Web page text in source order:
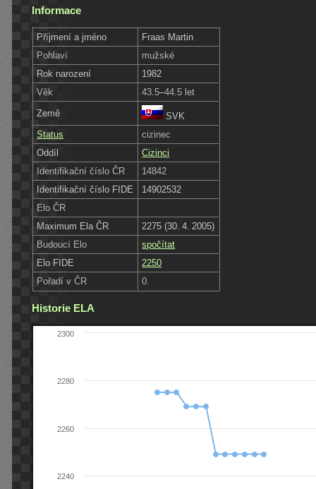
Informace
Příjmení a jméno
Fraas Martin
Pohlaví
mužské
Rok narození
1982
Věk
43.5–44.5 let
Země
SVK
Status
cizinec
Oddíl
Cizinci
Identifikační číslo ČR
14842
Identifikační číslo FIDE
14902532
Elo ČR
Maximum Ela ČR
2275 (30. 4. 2005)
Budoucí Elo
spočítat
Elo FIDE
2250
Pořadí v ČR
0.
Historie ELA
2240
2260
2280
2300